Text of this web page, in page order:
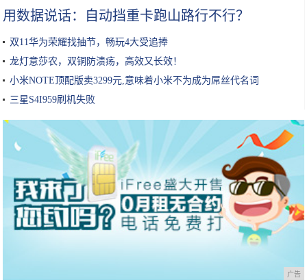
用数据说话：自动挡重卡跑山路行不行？
双11华为荣耀找抽节，畅玩4大受追捧
龙灯意莎农，双铜防溃疡，高效又长效！
小米NOTE顶配版卖3299元,意味着小米不为成为屌丝代名词
三星S4I959刷机失败
广告